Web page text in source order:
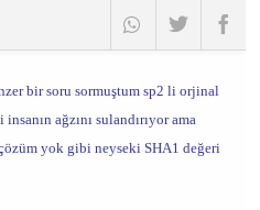
bir soru sormuştum sp2 li orjinal
ağzını sulandırıyor ama
yok gibi neyseki SHA1 değeri